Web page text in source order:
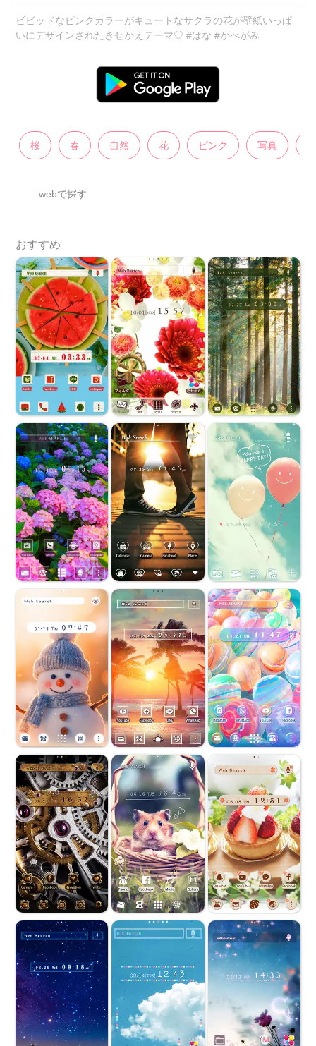
ビビッドなピンクカラーがキュートなサクラの花が壁紙いっぱ
いにデザインされたきせかえテーマ♡ #はな #かべがみ
桜 春 自然 花 ピンク 写真
webで探す
おすすめ